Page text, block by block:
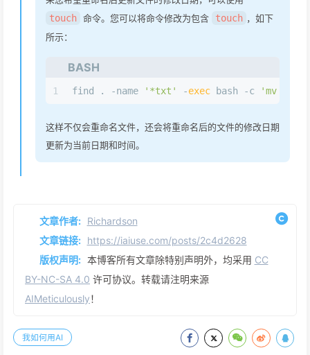
touch 命令。您可以将命令修改为包含 touch ，如下
所示：
BASH
1 find . -name '*txt' -exec bash -c 'mv $0
这样不仅会重命名文件，还会将重命名后的文件的修改日期
更新为当前日期和时间。
文章作者: Richardson
文章链接: https://iaiuse.com/posts/2c4d2628
版权声明: 本博客所有文章除特别声明外，均采用 CC
BY-NC-SA 4.0 许可协议。转载请注明来源
AIMeticulously！
我如何用AI